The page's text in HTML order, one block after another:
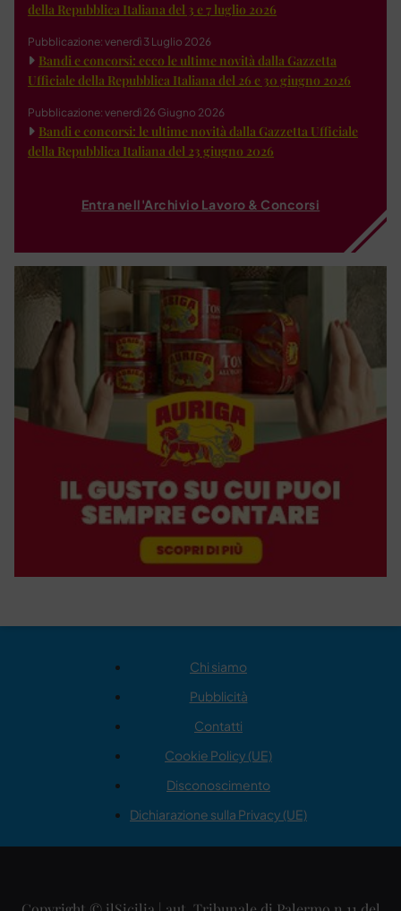
della Repubblica Italiana del 3 e 7 luglio 2026
Pubblicazione: venerdì 3 Luglio 2026
Bandi e concorsi: ecco le ultime novità dalla Gazzetta
Ufficiale della Repubblica Italiana del 26 e 30 giugno 2026
Pubblicazione: venerdì 26 Giugno 2026
Bandi e concorsi: le ultime novità dalla Gazzetta Ufficiale
della Repubblica Italiana del 23 giugno 2026
Entra nell'Archivio Lavoro & Concorsi
Chi siamo
Pubblicità
Contatti
Cookie Policy (UE)
Disconoscimento
Dichiarazione sulla Privacy (UE)